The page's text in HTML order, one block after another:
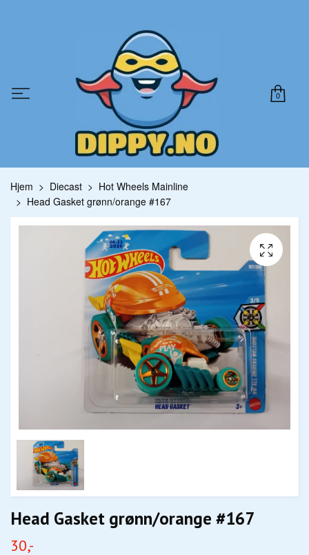
0
Hjem Diecast
Hot Wheels Mainline
Head Gasket grønn/orange #167
Head Gasket grønn/orange #167
30,-